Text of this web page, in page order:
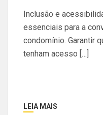
Inclusão e
essenciais para a
condomínio. Garantir
tenham acesso […]
LEIA MAIS